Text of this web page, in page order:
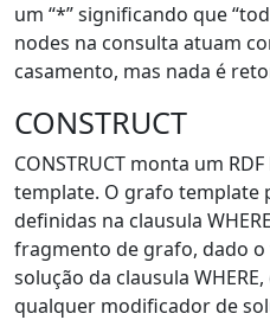
um “*” significando que
nodes na consulta atuam
casamento, mas nada é
CONSTRUCT
CONSTRUCT monta um
template. O grafo template
definidas na clausula
fragmento de grafo, dado o
solução da clausula
qualquer modificador de